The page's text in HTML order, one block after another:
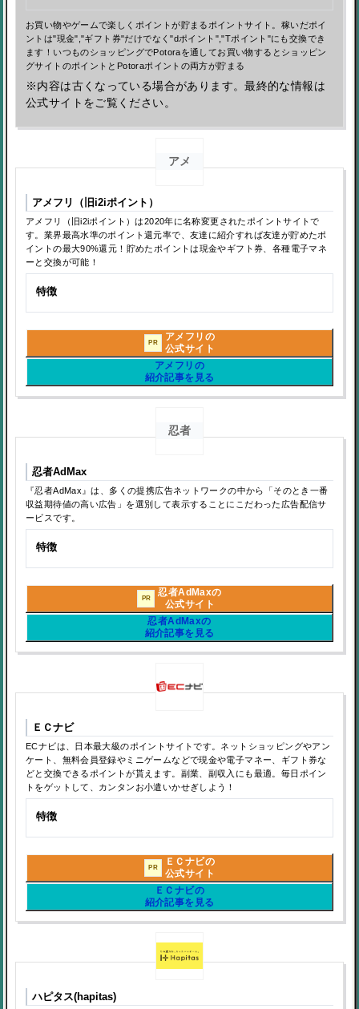
お買い物やゲームで楽しくポイントが貯まるポイントサイト。稼いだポイ
ントは"現金","ギフト券"だけでなく"dポイント","Tポイント"にも交換でき
ます！いつものショッピングでPotoraを通してお買い物するとショッピン
グサイトのポイントとPotoraポイントの両方が貯まる
※内容は古くなっている場合があります。最終的な情報は
公式サイトをご覧ください。
アメ
アメフリ（旧i2iポイント）
アメフリ（旧i2iポイント）は2020年に名称変更されたポイントサイトで
す。業界最高水準のポイント還元率で、友達に紹介すれば友達が貯めたポ
イントの最大90%還元！貯めたポイントは現金やギフト券、各種電子マネ
ーと交換が可能！
特徴
PR
アメフリの
公式サイト
アメフリの
紹介記事を見る
忍者
忍者AdMax
『忍者AdMax』は、多くの提携広告ネットワークの中から「そのとき一番
収益期待値の高い広告」を選別して表示することにこだわった広告配信サ
ービスです。
特徴
PR
忍者AdMaxの
公式サイト
忍者AdMaxの
紹介記事を見る
ＥＣナビ
ECナビは、日本最大級のポイントサイトです。ネットショッピングやアン
ケート、無料会員登録やミニゲームなどで現金や電子マネー、ギフト券な
どと交換できるポイントが貰えます。副業、副収入にも最適。毎日ポイン
トをゲットして、カンタンお小遣いかせぎしよう！
特徴
PR
ＥＣナビの
公式サイト
ＥＣナビの
紹介記事を見る
ハピタス(hapitas)